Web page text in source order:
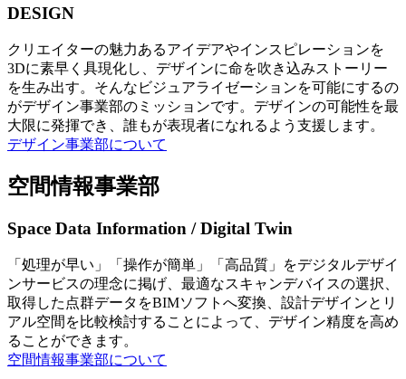
DESIGN
クリエイターの魅力あるアイデアやインスピレーションを
3Dに素早く具現化し、デザインに命を吹き込みストーリー
を生み出す。そんなビジュアライゼーションを可能にするの
がデザイン事業部のミッションです。デザインの可能性を最
大限に発揮でき、誰もが表現者になれるよう支援します。
デザイン事業部について
空間情報事業部
Space Data Information / Digital Twin
「処理が早い」「操作が簡単」「高品質」をデジタルデザイ
ンサービスの理念に掲げ、最適なスキャンデバイスの選択、
取得した点群データをBIMソフトへ変換、設計デザインとリ
アル空間を比較検討することによって、デザイン精度を高め
ることができます。
空間情報事業部について